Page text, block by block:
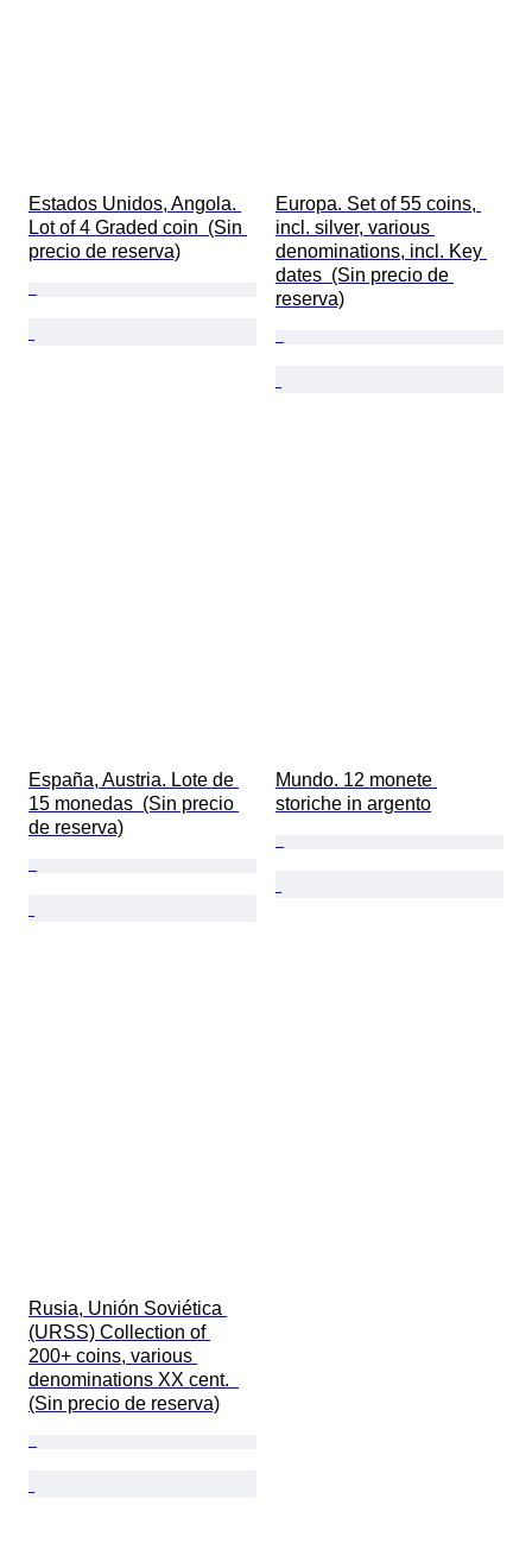
Estados Unidos, Angola.
Lot of 4 Graded coin  (Sin
precio de reserva)
Europa. Set of 55 coins,
incl. silver, various
denominations, incl. Key
dates  (Sin precio de
reserva)
España, Austria. Lote de
15 monedas  (Sin precio
de reserva)
Mundo. 12 monete
storiche in argento
Rusia, Unión Soviética
(URSS) Collection of
200+ coins, various
denominations XX cent.
(Sin precio de reserva)